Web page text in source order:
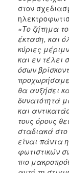
στον
«Το ζήτημα
έκταση, και
κύριες
και εν τέλει
όσων
προχωρήσαμε
θα αυξήσει
δυνατότητά
και
τους όρους
σταδιακά
είναι πάντα
φωτιστικών
πιο